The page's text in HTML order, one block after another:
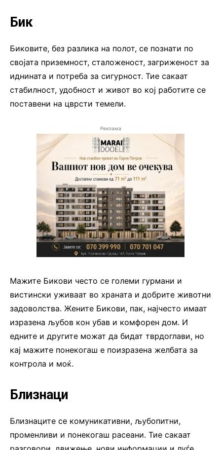
Бик
Биковите, без разлика на полот, се познати по
својата приземност, сталоженост, загриженост за
иднината и потреба за сигурност. Тие сакаат
стабилност, удобност и живот во кој работите се
поставени на цврсти темели.
Реклама
Мажите Бикови често се големи гурмани и
вистински уживаат во храната и добрите животни
задоволства. Жените Бикови, пак, најчесто имаат
изразена љубов кон убав и комфорен дом. И
едните и другите можат да бидат тврдоглави, но
кај мажите понекогаш е поизразена желбата за
контрола и моќ.
Близнаци
Близнаците се комуникативни, љубопитни,
променливи и понекогаш расеани. Тие сакаат